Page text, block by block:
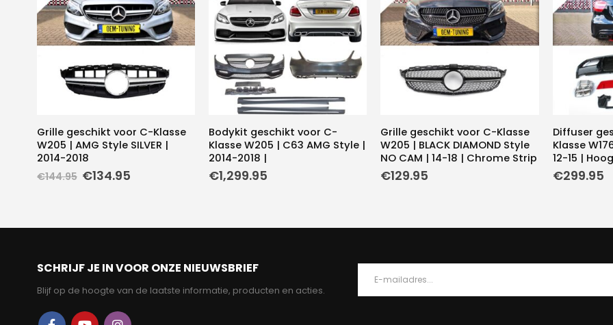
Grille geschikt voor C-Klasse
W205 | AMG Style SILVER |
2014-2018
€144.95 Oorspronkelijke
€134.95Huidige
Bodykit geschikt voor C-
Klasse W205 | C63 AMG Style |
2014-2018 |
€1,299.95
Grille geschikt voor C-Klasse
W205 | BLACK DIAMOND Style
NO CAM | 14-18 | Chrome Strip
€129.95
Diffuser
Klasse
12-15 |
€299.95
SCHRIJF JE IN VOOR ONZE NIEUWSBRIEF
Blijf op de hoogte van de laatste informatie, producten en acties.